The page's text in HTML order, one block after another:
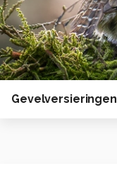
Gevelversieringen